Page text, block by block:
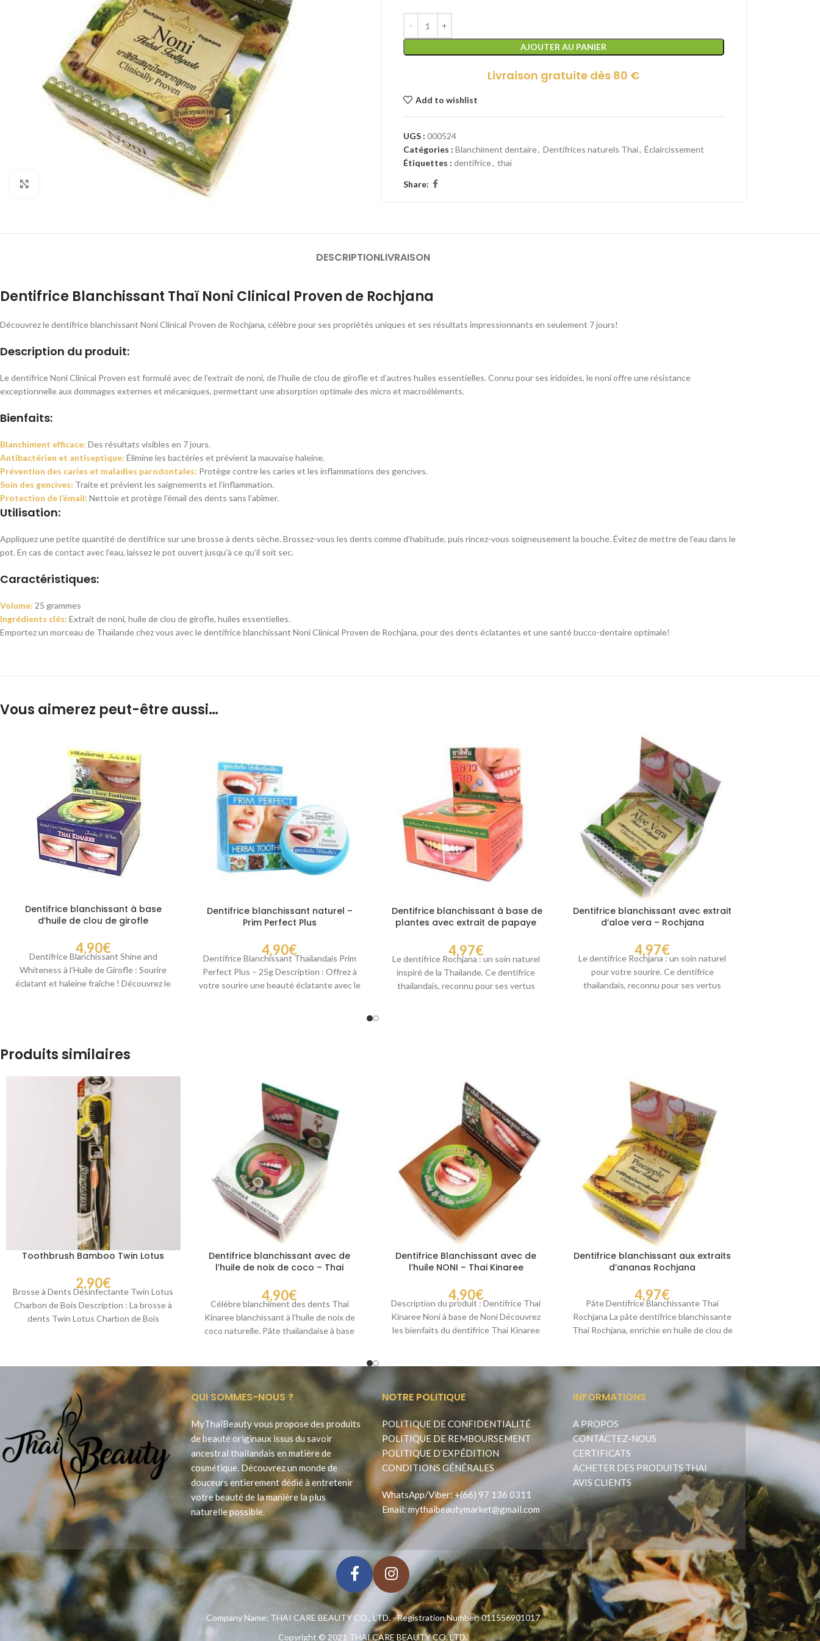
AJOUTER AU PANIER
Livraison gratuite dès 80 €
Add to wishlist
UGS : 000524
Catégories : Blanchiment dentaire, Dentifrices naturels Thai, Éclaircissement
Étiquettes : dentifrice, thaï
Share:
DESCRIPTIONLIVRAISON
Dentifrice Blanchissant Thaï Noni Clinical Proven de Rochjana
Découvrez le dentifrice blanchissant Noni Clinical Proven de Rochjana, célèbre pour ses propriétés uniques et ses résultats impressionnants en seulement 7 jours!
Description du produit:
Le dentifrice Noni Clinical Proven est formulé avec de l’extrait de noni, de l’huile de clou de girofle et d’autres huiles essentielles. Connu pour ses iridoïdes, le noni offre une résistance
exceptionnelle aux dommages externes et mécaniques, permettant une absorption optimale des micro et macroéléments.
Bienfaits:
Blanchiment efficace: Des résultats visibles en 7 jours.
Antibactérien et antiseptique: Élimine les bactéries et prévient la mauvaise haleine.
Prévention des caries et maladies parodontales: Protège contre les caries et les inflammations des gencives.
Soin des gencives: Traite et prévient les saignements et l’inflammation.
Protection de l’émail: Nettoie et protège l’émail des dents sans l’abîmer.
Utilisation:
Appliquez une petite quantité de dentifrice sur une brosse à dents sèche. Brossez-vous les dents comme d’habitude, puis rincez-vous soigneusement la bouche. Évitez de mettre de l’eau dans le
pot. En cas de contact avec l’eau, laissez le pot ouvert jusqu’à ce qu’il soit sec.
Caractéristiques:
Volume: 25 grammes
Ingrédients clés: Extrait de noni, huile de clou de girofle, huiles essentielles.
Emportez un morceau de Thaïlande chez vous avec le dentifrice blanchissant Noni Clinical Proven de Rochjana, pour des dents éclatantes et une santé bucco-dentaire optimale!
Vous aimerez peut-être aussi…
Dentifrice blanchissant à base
d’huile de clou de girofle
4,90€
Dentifrice Blanchissant Shine and
Whiteness à l’Huile de Girofle : Sourire
éclatant et haleine fraîche ! Découvrez le
Dentifrice blanchissant naturel –
Prim Perfect Plus
4,90€
Dentifrice Blanchissant Thaïlandais Prim
Perfect Plus – 25g Description : Offrez à
votre sourire une beauté éclatante avec le
Dentifrice blanchissant à base de
plantes avec extrait de papaye
4,97€
Le dentifrice Rochjana : un soin naturel
inspiré de la Thaïlande. Ce dentifrice
thaïlandais, reconnu pour ses vertus
Dentifrice blanchissant avec extrait
d’aloe vera – Rochjana
4,97€
Le dentifrice Rochjana : un soin naturel
pour votre sourire. Ce dentifrice
thaïlandais, reconnu pour ses vertus
Produits similaires
Toothbrush Bamboo Twin Lotus
2,90€
Brosse à Dents Désinfectante Twin Lotus
Charbon de Bois Description : La brosse à
dents Twin Lotus Charbon de Bois
Dentifrice blanchissant avec de
l’huile de noix de coco – Thai
4,90€
Célèbre blanchiment des dents Thai
Kinaree blanchissant à l’huile de noix de
coco naturelle. Pâte thaïlandaise à base
Dentifrice Blanchissant avec de
l’huile NONI – Thai Kinaree
4,90€
Description du produit : Dentifrice Thai
Kinaree Noni à base de Noni Découvrez
les bienfaits du dentifrice Thai Kinaree
Dentifrice blanchissant aux extraits
d’ananas Rochjana
4,97€
Pâte Dentifrice Blanchissante Thai
Rochjana La pâte dentifrice blanchissante
Thai Rochjana, enrichie en huile de clou de
QUI SOMMES-NOUS ?
MyThaïBeauty vous propose des produits
de beauté originaux issus du savoir
ancestral thailandais en matière de
cosmétique. Découvrez un monde de
douceurs entierement dédié à entretenir
votre beauté de la manière la plus
naturelle possible.
NOTRE POLITIQUE
POLITIQUE DE CONFIDENTIALITÉ
POLITIQUE DE REMBOURSEMENT
POLITIQUE D’EXPÉDITION
CONDITIONS GÉNÉRALES
WhatsApp/Viber: +(66) 97 136 0311
Email: mythaibeautymarket@gmail.com
INFORMATIONS
A PROPOS
CONTACTEZ-NOUS
CERTIFICATS
ACHETER DES PRODUITS THAI
AVIS CLIENTS
Company Name: THAI CARE BEAUTY CO., LTD. - Registration Number: 011556901017
Copyright © 2021 THAI CARE BEAUTY CO. LTD.